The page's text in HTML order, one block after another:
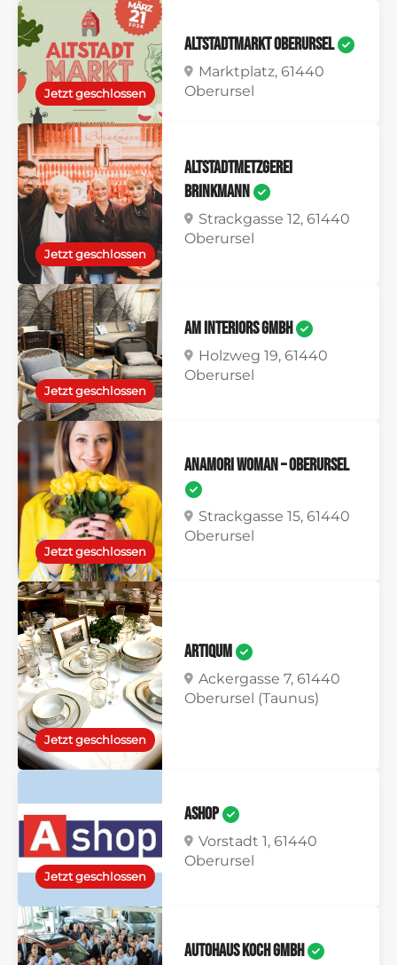
Jetzt geschlossen
Altstadtmarkt Oberursel
Marktplatz, 61440
Oberursel
Jetzt geschlossen
Altstadtmetzgerei
Brinkmann
Strackgasse 12, 61440
Oberursel
Jetzt geschlossen
AM Interiors GmbH
Holzweg 19, 61440
Oberursel
Jetzt geschlossen
Anamori Woman – Oberursel
Strackgasse 15, 61440
Oberursel
Jetzt geschlossen
artiqum
Ackergasse 7, 61440
Oberursel (Taunus)
Jetzt geschlossen
AShop
Vorstadt 1, 61440
Oberursel
Autohaus Koch GmbH